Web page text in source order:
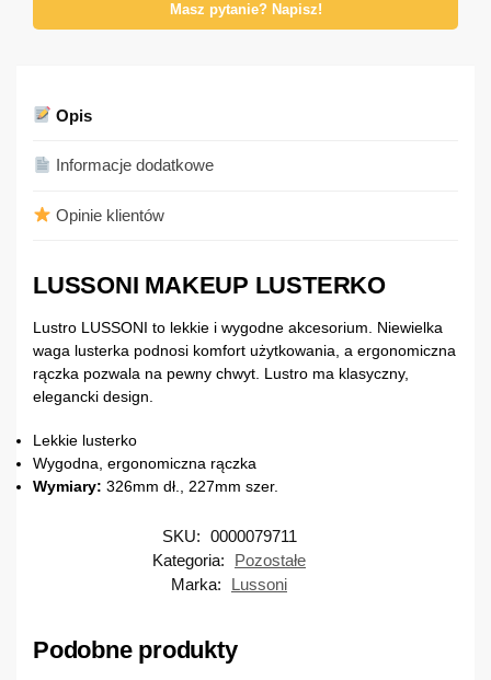
Masz pytanie? Napisz!
Opis
Informacje dodatkowe
Opinie klientów
LUSSONI MAKEUP LUSTERKO
Lustro LUSSONI to lekkie i wygodne akcesorium. Niewielka
waga lusterka podnosi komfort użytkowania, a ergonomiczna
rączka pozwala na pewny chwyt. Lustro ma klasyczny,
elegancki design.
Lekkie lusterko
Wygodna, ergonomiczna rączka
Wymiary: 326mm dł., 227mm szer.
SKU: 0000079711
Kategoria:
Pozostałe
Marka:
Lussoni
Podobne produkty